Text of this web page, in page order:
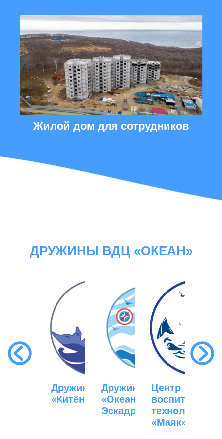
Жилой дом для сотрудников
ДРУЖИНЫ ВДЦ «ОКЕАН»
Дружина
«Океанская
Центр
воспитательных
технологий
Дружина
«Галактика»